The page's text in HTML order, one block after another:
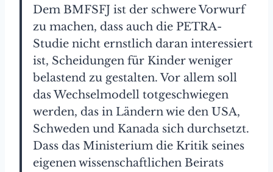
Dem BMFSFJ ist der schwere Vorwurf
zu machen, dass auch die PETRA-
Studie nicht ernstlich daran interessiert
ist, Scheidungen für Kinder weniger
belastend zu gestalten. Vor allem soll
das Wechselmodell totgeschwiegen
werden, das in Ländern wie den USA,
Schweden und Kanada sich durchsetzt.
Dass das Ministerium die Kritik seines
eigenen wissenschaftlichen Beirats